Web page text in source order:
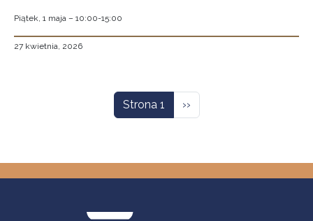
Piątek, 1 maja – 10:00-15:00
27 kwietnia, 2026
Strona 1 Następna strona
››